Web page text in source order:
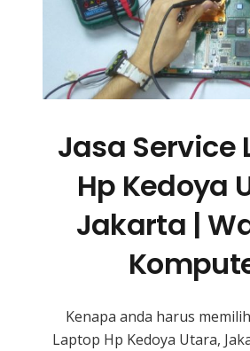
Jasa Service
Hp Kedoya
Jakarta |
Kenapa anda harus
Laptop Hp Kedoya Utara,